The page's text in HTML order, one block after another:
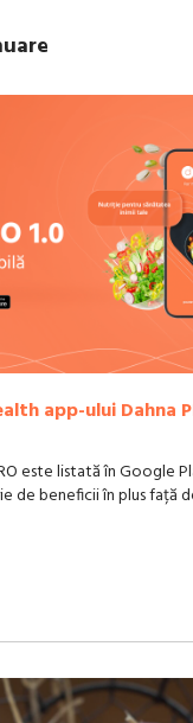
app-ului Dahna
este listată în Google
de beneficii în plus față